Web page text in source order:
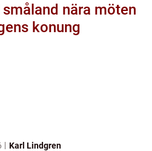
nära möten
konung
Karl Lindgren